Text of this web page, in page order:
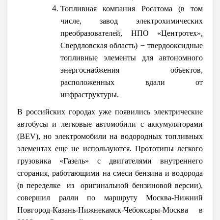
Топливная компания Росатома (в том
числе, завод электрохимических
преобразователей, НПО «Центротех»,
Свердловская область) − твердооксидные
топливные элементы для автономного
энергоснабжения объектов,
расположенных вдали от
инфраструктуры.
В российских городах уже появились электрические
автобусы и легковые автомобили с аккумуляторами
(BEV), но электромобили на водородных топливных
элементах еще не используются. Прототипы легкого
грузовика «Газель» с двигателями внутреннего
сгорания, работающими на смеси бензина и водорода
(в переделке из оригинальной бензиновой версии),
совершил ралли по маршруту Москва-Нижний
Новгород-Казань-Нижнекамск-Чебоксары-Москва в